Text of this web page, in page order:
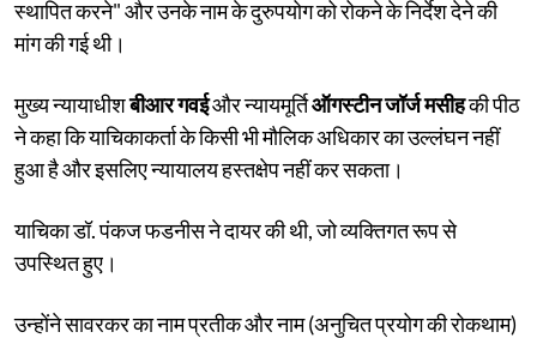
स्थापित करने" और उनके नाम के दुरुपयोग को रोकने के निर्देश देने की
मांग की गई थी।
मुख्य न्यायाधीशबीआर गवईऔर न्यायमूर्तिऑगस्टीन जॉर्ज मसीहकी पीठ
ने कहा कि याचिकाकर्ता के किसी भी मौलिक अधिकार का उल्लंघन नहीं
हुआ है और इसलिए न्यायालय हस्तक्षेप नहीं कर सकता।
याचिका डॉ. पंकज फडनीस ने दायर की थी, जो व्यक्तिगत रूप से
उपस्थित हुए।
उन्होंने सावरकर का नाम प्रतीक और नाम (अनुचित प्रयोग की रोकथाम)